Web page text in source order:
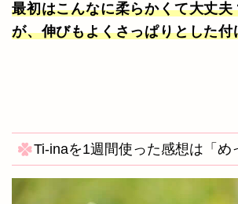
最初はこんなに柔らかくて大丈
が、伸びもよくさっぱりとした付
Ti-inaを1週間使った感想は「め